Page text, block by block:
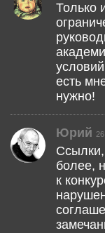
Только
есть
нужно!
Юрий
более,
к